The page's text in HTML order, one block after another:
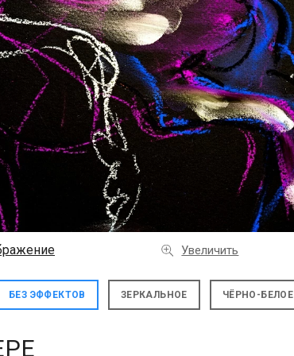
Увеличить
БЕЗ ЭФФЕКТОВ ЗЕРКАЛЬНОЕ ЧЁРНО-БЕЛОЕ